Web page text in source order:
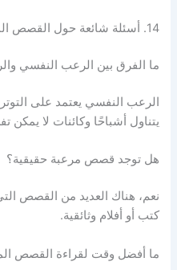
14. أسئلة شائعة حول القصص المرعبة (FAQ)
ما الفرق بين الرعب النفسي
الرعب النفسي يعتمد على التوتر
يتناول أشباحًا وكائنات لا يمكن
هل توجد قصص مرعبة حقيقية؟
نعم، هناك العديد من القصص
كتب أو أفلام وثائقية.
ما أفضل وقت لقراءة القصص